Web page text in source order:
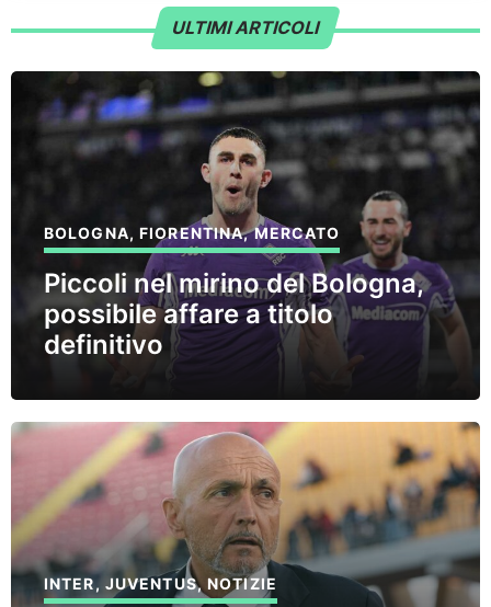
ULTIMI ARTICOLI
BOLOGNA,FIORENTINA,MERCATO
Piccoli nel mirino del Bologna,
possibile affare a titolo
definitivo
INTER, JUVENTUS,NOTIZIE